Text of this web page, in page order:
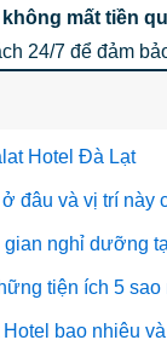
không mất tiền
24/7 để đảm
Hotel Đà Lạt
đâu và vị trí này
gian nghỉ dưỡng
tiện ích 5 sao
bao nhiêu